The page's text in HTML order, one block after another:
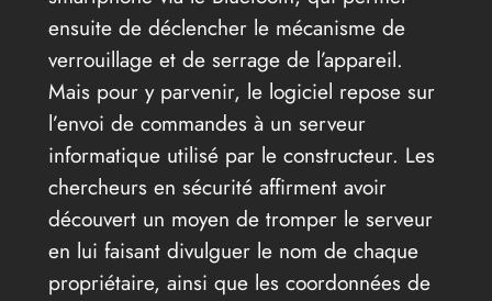
ensuite de déclencher le mécanisme de
verrouillage et de serrage de l’appareil.
Mais pour y parvenir, le logiciel repose sur
l’envoi de commandes à un serveur
informatique utilisé par le constructeur. Les
chercheurs en sécurité affirment avoir
découvert un moyen de tromper le serveur
en lui faisant divulguer le nom de chaque
propriétaire, ainsi que les coordonnées de